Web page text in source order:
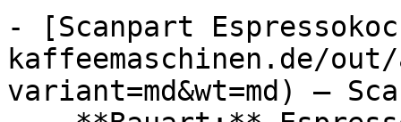
- [Scanpart
kaffeemaschinen.de/out/
variant=md&wt=md) —